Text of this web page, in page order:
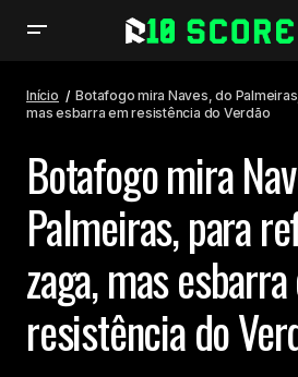
em resistência do Verdão
Início
Botafogo mira Naves, do
mas esbarra em resistência do Verdão
Botafogo mira
Palmeiras, para
zaga, mas
resistência do